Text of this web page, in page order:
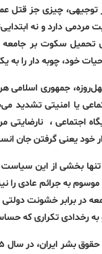
توجیهی، چیزی جز قتل
مردمی دارد و نه
تحمیل سکوت بر
خود، چوبه دار را
جمهوری اسلامی
یا امنیتی تشدید
اجتماعی ، نارضایتی
خود یعنی گرفتن جان
تنها بخشی از این
موسوم به جرائم عادی را
در برابر خشونت
به رخدادی تکراری که